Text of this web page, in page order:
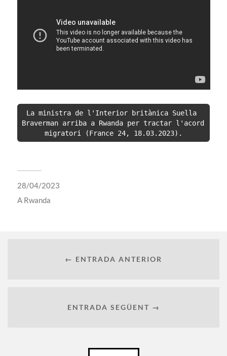
La ministra de l'Interior britànica Suella
Braverman arriba a Rwanda per tractar l'acord
migratori (France 24, 18.03.2023).
28/04/2023
A Rwanda
← ENTRADA ANTERIOR
ENTRADA SEGÜENT →